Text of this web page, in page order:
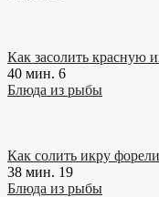
Как засолить красную
40 мин. 6
Блюда из рыбы
Как солить икру форели
38 мин. 19
Блюда из рыбы